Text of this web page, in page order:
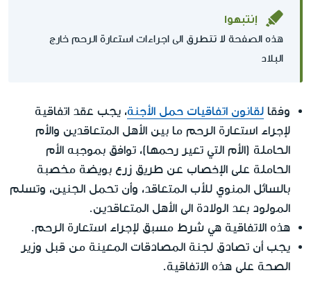
إنتبهوا
هذه الصفحة لا تتطرق الى اجراءات استعارة الرحم خارج
البلاد
وفقا لقانون اتفاقيات حمل الأجنة، يجب عقد اتفاقية
لإجراء استعارة الرحم ما بين الأهل المتعاقدين والأم
الحاملة (الأم التي تعير رحمها)، توافق بموجبه الأم
الحاملة على الإخصاب عن طريق زرع بويضة مخصبة
بالسائل المنوي للأب المتعاقد، وأن تحمل الجنين، وتسلم
المولود بعد الولادة الى الأهل المتعاقدين.
هذه الاتفاقية هي شرط مسبق لإجراء استعارة الرحم.
يجب أن تصادق لجنة المصادقات المعينة من قبل وزير
الصحة على هذه الاتفاقية.